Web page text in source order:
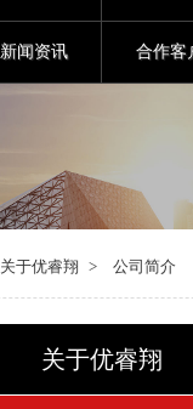
新闻资讯 合作客
关于优睿翔 > 公司简介
关于优睿翔